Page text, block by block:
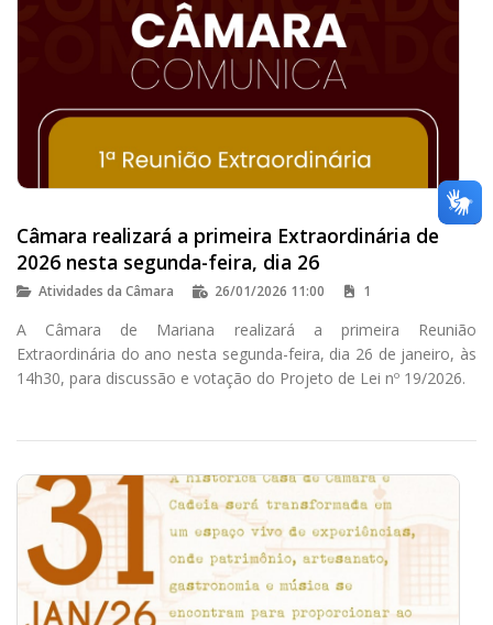
Câmara realizará a primeira Extraordinária de
2026 nesta segunda-feira, dia 26
Atividades da Câmara 26/01/2026 11:00 1
A Câmara de Mariana realizará a primeira Reunião
Extraordinária do ano nesta segunda-feira, dia 26 de janeiro, às
14h30, para discussão e votação do Projeto de Lei nº 19/2026.